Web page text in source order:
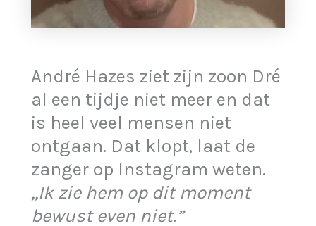
André Hazes ziet zijn zoon Dré
al een tijdje niet meer en dat
is heel veel mensen niet
ontgaan. Dat klopt, laat de
zanger op Instagram weten.
,,Ik zie hem op dit moment
bewust even niet.”